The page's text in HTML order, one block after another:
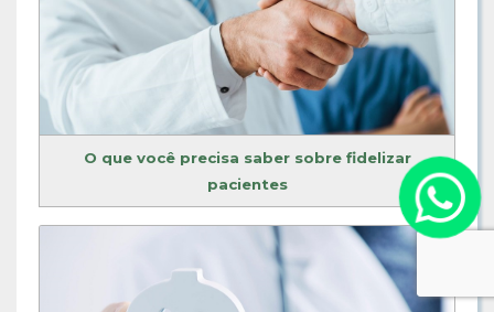
O que você precisa saber sobre fidelizar
pacientes